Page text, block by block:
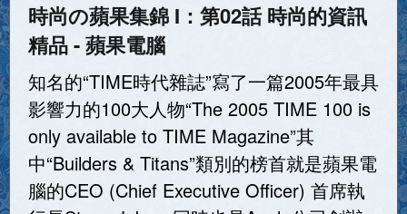
時尚の蘋果集錦 I：第02話 時尚的資訊
精品 - 蘋果電腦
知名的“TIME時代雜誌”寫了一篇2005年最具
影響力的100大人物“The 2005 TIME 100 is
only available to TIME Magazine”其
中“Builders & Titans”類別的榜首就是蘋果電
腦的CEO (Chief Executive Officer) 首席執